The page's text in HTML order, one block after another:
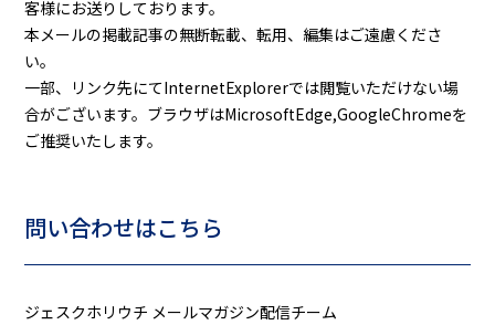
客様にお送りしております。
本メールの掲載記事の無断転載、転用、編集はご遠慮くださ
い。
一部、リンク先にてInternetExplorerでは閲覧いただけない場
合がございます。ブラウザはMicrosoftEdge,GoogleChromeを
ご推奨いたします。
問い合わせはこちら
ジェスクホリウチ メールマガジン配信チーム